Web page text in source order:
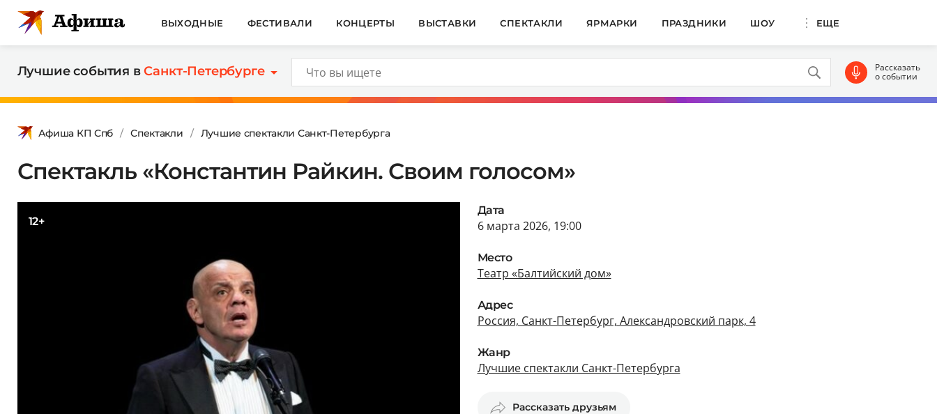
ВЫХОДНЫЕ ФЕСТИВАЛИ КОНЦЕРТЫ ВЫСТАВКИ СПЕКТАКЛИ ЯРМАРКИ ПРАЗДНИКИ ШОУ ЕЩЕ
Лучшие события вСанкт-Петербурге Рассказать
о событии
Афиша КП Спб Спектакли Лучшие спектакли Санкт-Петербурга
Спектакль «Константин Райкин. Своим голосом»
12+
Дата
6 марта 2026, 19:00
Место
Театр «Балтийский дом»
Адрес
Россия, Санкт-Петербург, Александровский парк, 4
Жанр
Лучшие спектакли Санкт-Петербурга
Рассказать друзьям